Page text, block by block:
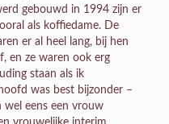
gebouwd in 1994 zijn er
als koffiedame. De
er al heel lang, bij hen
en ze waren ook erg
staan als ik
was best bijzonder –
wel eens een vrouw